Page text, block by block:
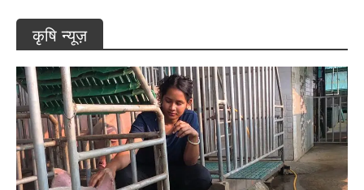
कृषि न्यूज़